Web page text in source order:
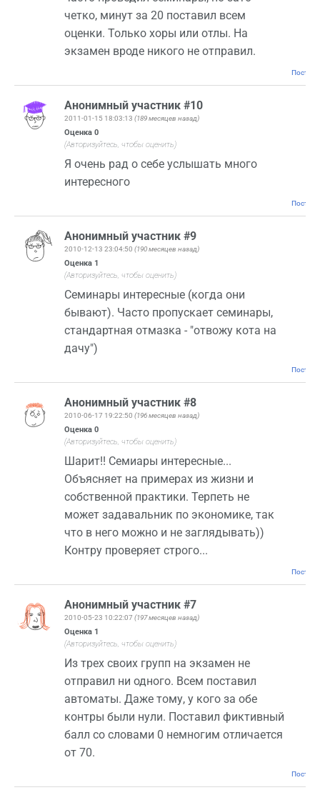
четко, минут за 20 поставил всем
оценки. Только хоры или отлы. На
экзамен вроде никого не отправил.
Анонимный участник #10
2011-01-15 18:03:13 (189 месяцев назад)
Оценка 0
(Авторизуйтесь, чтобы оценить)
Я очень рад о себе услышать много
интересного
Анонимный участник #9
2010-12-13 23:04:50 (190 месяцев назад)
Оценка 1
(Авторизуйтесь, чтобы оценить)
Семинары интересные (когда они
бывают). Часто пропускает семинары,
стандартная отмазка - "отвожу кота на
дачу")
Анонимный участник #8
2010-06-17 19:22:50 (196 месяцев назад)
Оценка 0
(Авторизуйтесь, чтобы оценить)
Шарит!! Семиары интересные...
Объясняет на примерах из жизни и
собственной практики. Терпеть не
может задавальник по экономике, так
что в него можно и не заглядывать))
Контру проверяет строго...
Анонимный участник #7
2010-05-23 10:22:07 (197 месяцев назад)
Оценка 1
(Авторизуйтесь, чтобы оценить)
Из трех своих групп на экзамен не
отправил ни одного. Всем поставил
автоматы. Даже тому, у кого за обе
контры были нули. Поставил фиктивный
балл со словами 0 немногим отличается
от 70.